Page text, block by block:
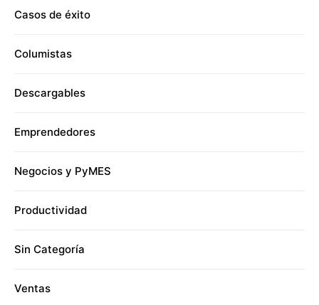
Casos de éxito
Columistas
Descargables
Emprendedores
Negocios y PyMES
Productividad
Sin Categoría
Ventas